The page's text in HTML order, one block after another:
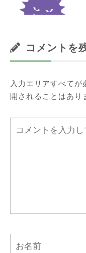
コメントを
入力エリアすべて
開されることはあり